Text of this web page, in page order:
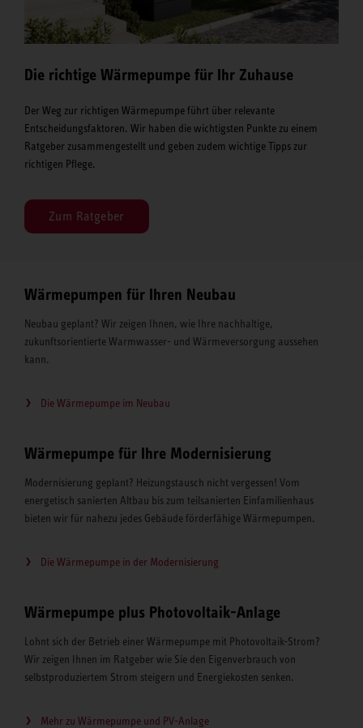
Die richtige Wärmepumpe für Ihr Zuhause
Der Weg zur richtigen Wärmepumpe führt über relevante
Entscheidungsfaktoren. Wir haben die wichtigsten Punkte zu einem
Ratgeber zusammengestellt und geben zudem wichtige Tipps zur
richtigen Pflege.
Zum Ratgeber
Wärmepumpen für Ihren Neubau
Neubau geplant? Wir zeigen Ihnen, wie Ihre nachhaltige,
zukunftsorientierte Warmwasser- und Wärmeversorgung aussehen
kann.
Die Wärmepumpe im Neubau
Wärmepumpe für Ihre Modernisierung
Modernisierung geplant? Heizungstausch nicht vergessen! Vom
energetisch sanierten Altbau bis zum teilsanierten Einfamilienhaus
bieten wir für nahezu jedes Gebäude förderfähige Wärmepumpen.
Die Wärmepumpe in der Modernisierung
Wärmepumpe plus Photovoltaik-Anlage
Lohnt sich der Betrieb einer Wärmepumpe mit Photovoltaik-Strom?
Wir zeigen Ihnen im Ratgeber wie Sie den Eigenverbrauch von
selbstproduziertem Strom steigern und Energiekosten senken.
Mehr zu Wärmepumpe und PV-Anlage